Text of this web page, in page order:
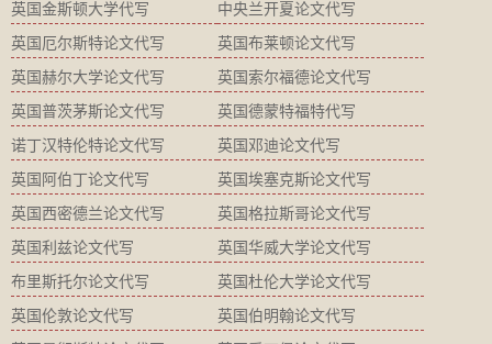
英国金斯顿大学代写 中央兰开夏论文代写
英国厄尔斯特论文代写 英国布莱顿论文代写
英国赫尔大学论文代写 英国索尔福德论文代写
英国普茨茅斯论文代写 英国德蒙特福特代写
诺丁汉特伦特论文代写 英国邓迪论文代写
英国阿伯丁论文代写 英国埃塞克斯论文代写
英国西密德兰论文代写 英国格拉斯哥论文代写
英国利兹论文代写 英国华威大学论文代写
布里斯托尔论文代写 英国杜伦大学论文代写
英国伦敦论文代写 英国伯明翰论文代写